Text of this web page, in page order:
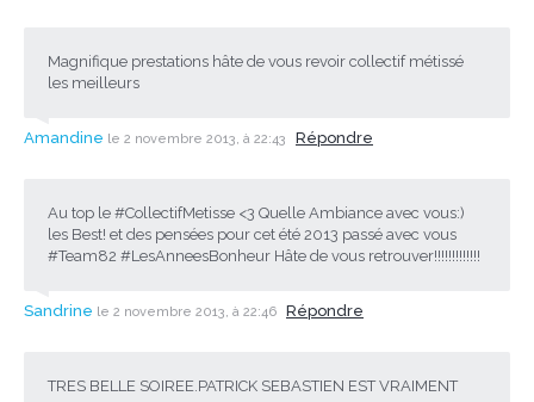
Magnifique prestations hâte de vous revoir collectif métissé
les meilleurs
Amandine le 2 novembre 2013, à 22:43 Répondre
Au top le #CollectifMetisse <3 Quelle Ambiance avec vous:)
les Best! et des pensées pour cet été 2013 passé avec vous
#Team82 #LesAnneesBonheur Hâte de vous retrouver!!!!!!!!!!!!!
Sandrine le 2 novembre 2013, à 22:46 Répondre
TRES BELLE SOIREE.PATRICK SEBASTIEN EST VRAIMENT